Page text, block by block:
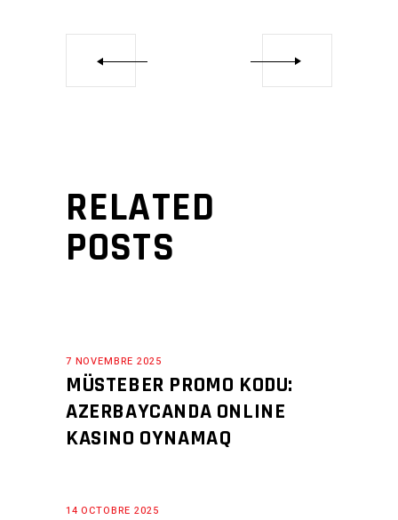
RELATED
POSTS
7 NOVEMBRE 2025
MÜSTEBER PROMO KODU:
AZERBAYCANDA ONLINE
KASINO OYNAMAQ
14 OCTOBRE 2025